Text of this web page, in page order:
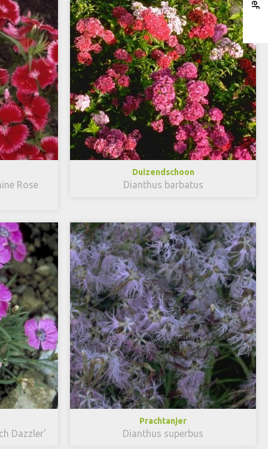
Rose
Duizendschoon
Dianthus barbatus
Dazzler'
Prachtanjer
Dianthus superbus